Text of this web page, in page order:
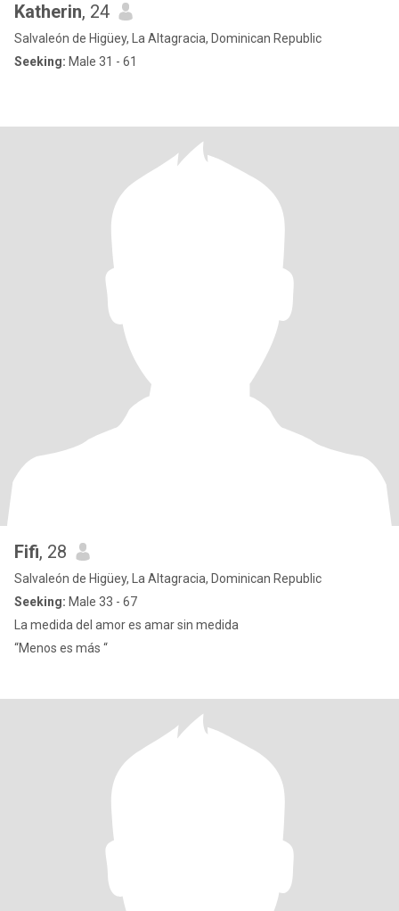
Katherin, 24
Salvaleón de Higüey, La Altagracia, Dominican Republic
Seeking: Male 31 - 61
Fifi, 28
Salvaleón de Higüey, La Altagracia, Dominican Republic
Seeking: Male 33 - 67
La medida del amor es amar sin medida
“Menos es más “